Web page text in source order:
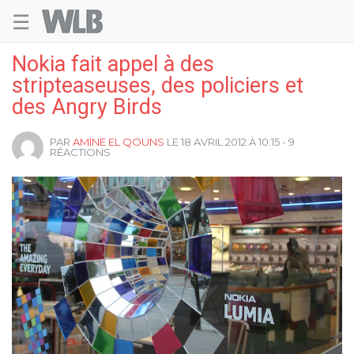
☰
Nokia fait appel à des
stripteaseuses, des policiers et
des Angry Birds
PAR AMINE EL QOUNS LE 18 AVRIL 2012 À 10:15 - 9
RÉACTIONS